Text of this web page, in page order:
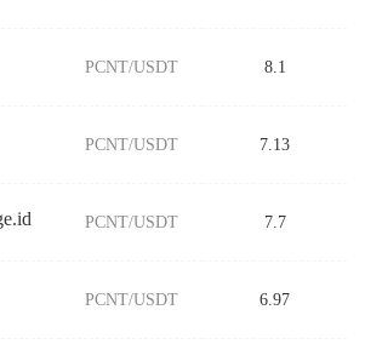
PCNT/USDT 8.1
PCNT/USDT 7.13
PCNT/USDT 7.7
PCNT/USDT 6.97